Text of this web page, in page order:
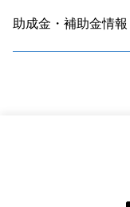
助成金・補助金情報